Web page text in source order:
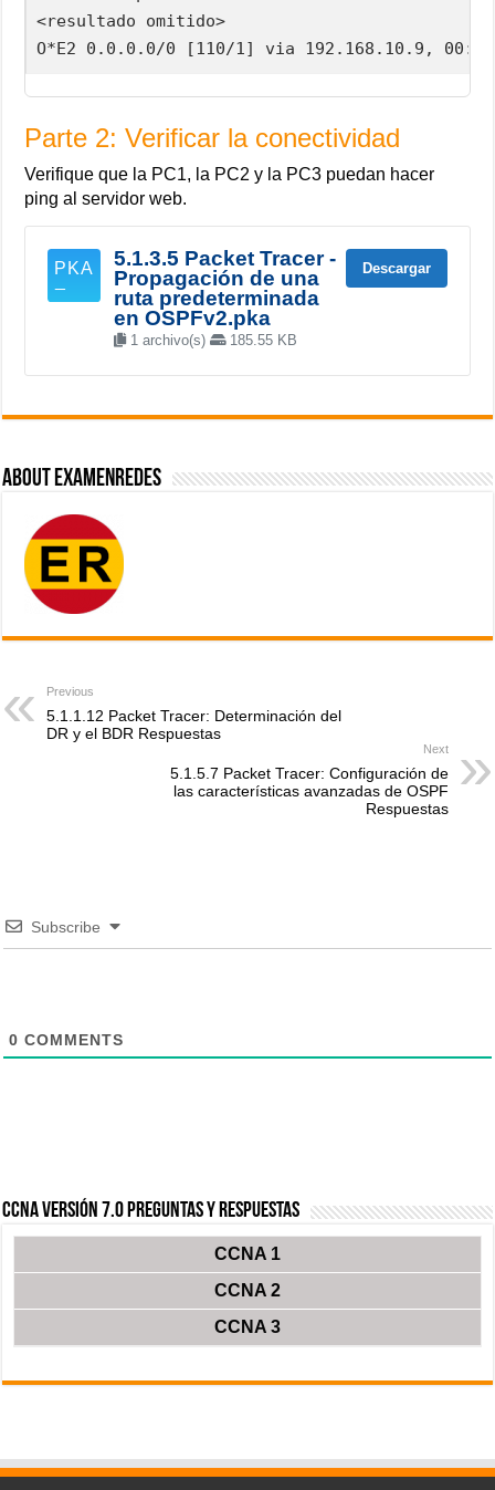
<resultado omitido>
O*E2 0.0.0.0/0 [110/1] via 192.168.10.9,
Parte 2: Verificar la conectividad
Verifique que la PC1, la PC2 y la PC3 puedan hacer
ping al servidor web.
5.1.3.5 Packet Tracer -
Propagación de una
ruta predeterminada
en OSPFv2.pka
1 archivo(s) 185.55 KB
Descargar
About ExamenRedes
Previous
5.1.1.12 Packet Tracer: Determinación del
DR y el BDR Respuestas
Next
5.1.5.7 Packet Tracer: Configuración de
las características avanzadas de OSPF
Respuestas
Subscribe
0 COMMENTS
CCNA Versión 7.0 Preguntas y Respuestas
CCNA 1
CCNA 2
CCNA 3